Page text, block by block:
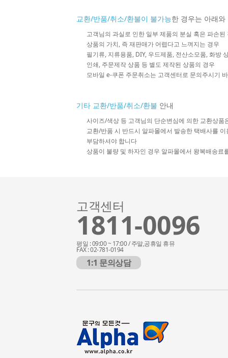
교환/반품/취소/환불이 불가능한 경우는 아래와
고객님의 과실로 인한 일부 제품의 분실 혹은 파손된
상품의 가치, 즉 재판매가 어렵다고 느껴지는 경우
필기류, 지류용품, DIY, 우드제품, 전산소모품, 화방
인쇄, 주문제작 상품 등 별도 제작된 상품의 경우
모바일 e-쿠폰 주문취소는 고객센터로 문의주시기
기타 교환/반품/취소/환불 안내
사이즈/색상 등 고객님의 단순변심에 의한 교환상
교환/반품 시 반드시 알파몰에서 발송한 택배사를
부담하셔야 합니다
상품이 불량 및 하자인 경우 알파몰에서 왕복배송료
고객센터
1811-0096
평일 : 09:00 ~ 17:00 / 주말,공휴일 휴뮤
FAX : 02-781-0194
1:1 문의상담